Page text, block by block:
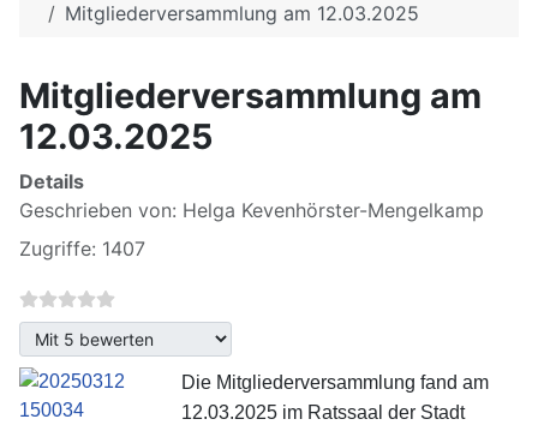
Mitgliederversammlung am 12.03.2025
Mitgliederversammlung am
12.03.2025
Details
Geschrieben von: Helga Kevenhörster-Mengelkamp
Zugriffe: 1407
Bitte bewerten
Die Mitgliederversammlung fand am
12.03.2025 im Ratssaal der Stadt